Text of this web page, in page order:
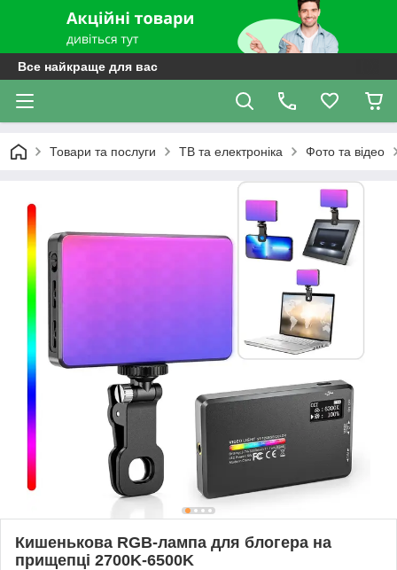
Все найкраще для вас
Товари та послуги ТВ та електроніка Фото та відео
Кишенькова RGB-лампа для блогера на
прищепці 2700K-6500K